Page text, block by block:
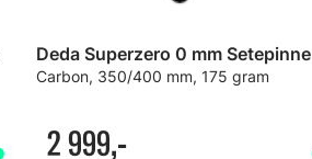
Deda Superzero 0 mm Setepinne
Carbon, 350/400 mm, 175 gram
2 999,-